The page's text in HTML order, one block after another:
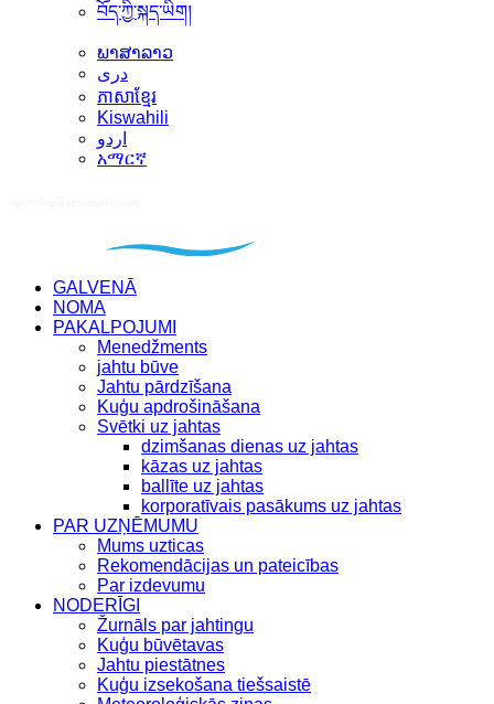
བོད་ཀྱི་སྐད་ཡིག།
ພາສາລາວ
دری
ភាសាខ្មែរ
Kiswahili
اردو
አማርኛ
GALVENĀ
NOMA
PAKALPOJUMI
Menedžments
jahtu būve
Jahtu pārdzīšana
Kuģu apdrošināšana
Svētki uz jahtas
dzimšanas dienas uz jahtas
kāzas uz jahtas
ballīte uz jahtas
korporatīvais pasākums uz jahtas
PAR UZŅĒMUMU
Mums uzticas
Rekomendācijas un pateicības
Par izdevumu
NODERĪGI
Žurnāls par jahtingu
Kuģu būvētavas
Jahtu piestātnes
Kuģu izsekošana tiešsaistē